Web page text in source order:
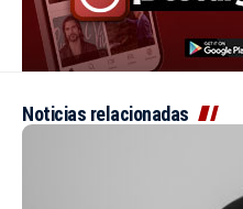
Noticias relacionadas